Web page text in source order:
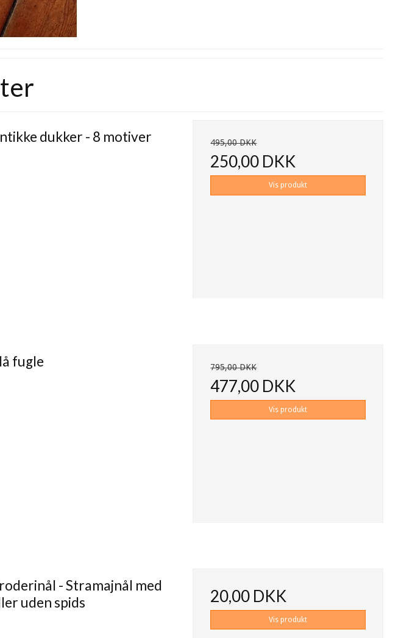
dukker - 8 motiver 495,00 DKK
250,00 DKK
Vis produkt
fugle 795,00 DKK
477,00 DKK
Vis produkt
- Stramajnål med
uden spids
20,00 DKK
Vis produkt